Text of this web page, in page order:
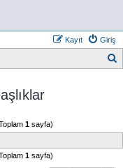
Giriş
Kayıt
1sayfa)
1sayfa)